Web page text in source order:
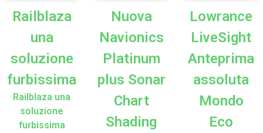
Railblaza
una
soluzione
furbissima
Railblaza una
soluzione
furbissima
Nuova
Navionics
Platinum
plus Sonar
Chart
Shading
Lowrance
LiveSight
Anteprima
assoluta
Mondo
Eco